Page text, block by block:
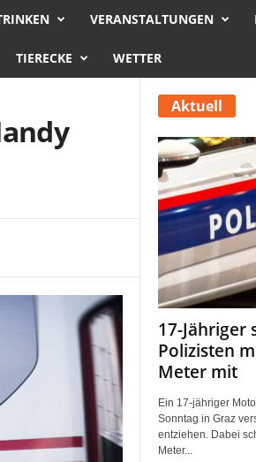
VERANSTALTUNGEN
TIERECKE WETTER
Aktuell
17-Jähriger
Polizisten
Meter mit
Ein 17-jähriger
Sonntag in Graz
entziehen. Dabei
Meter...